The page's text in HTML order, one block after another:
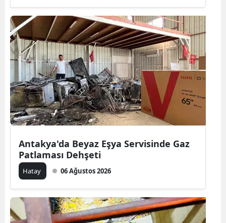
Antakya'da Beyaz Eşya Servisinde Gaz
Patlaması Dehşeti
Hatay 06 Ağustos 2026